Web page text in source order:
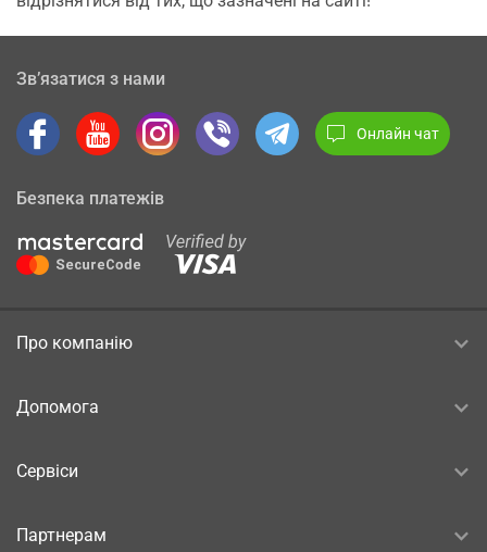
Зв’язатися з нами
Онлайн чат
Безпека платежів
Про компанію
Допомога
Сервіси
Партнерам